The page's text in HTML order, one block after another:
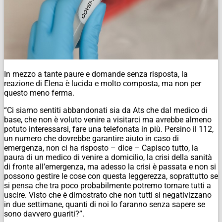
In mezzo a tante paure e domande senza risposta, la
reazione di Elena è lucida e molto composta, ma non per
questo meno ferma.
“Ci siamo sentiti abbandonati sia da Ats che dal medico di
base, che non è voluto venire a visitarci ma avrebbe almeno
potuto interessarsi, fare una telefonata in più. Persino il 112,
un numero che dovrebbe garantire aiuto in caso di
emergenza, non ci ha risposto – dice – Capisco tutto, la
paura di un medico di venire a domicilio, la crisi della sanità
di fronte all’emergenza, ma adesso la crisi è passata e non si
possono gestire le cose con questa leggerezza, soprattutto se
si pensa che tra poco probabilmente potremo tornare tutti a
uscire. Visto che è dimostrato che non tutti si negativizzano
in due settimane, quanti di noi lo faranno senza sapere se
sono davvero guariti?”.